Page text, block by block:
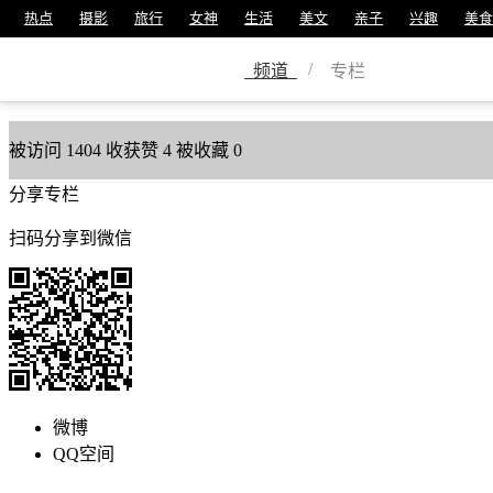
热点 摄影 旅行 女神 生活 美文 亲子 兴趣 美食
频道 / 专栏
美篇号503546613
被访问 1404 收获赞 4 被收藏 0
分享专栏
扫码分享到微信
微博
QQ空间